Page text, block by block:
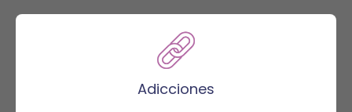
Adicciones